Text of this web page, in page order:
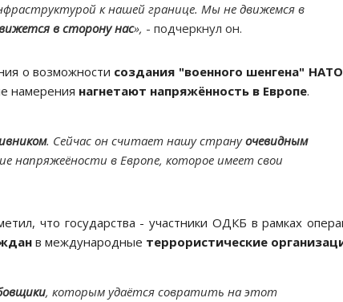
к нашей границе. Мы не движемся в
в сторону нас», - подчеркнул он.
о возможности создания "военного шенгена" НАТО
намерения нагнетают напряжённость в Европе.
. Сейчас он считает нашу странуочевидным
напряжеёности в Европе, которое имеет свои
что государства - участники ОДКБ в рамках
в международные террористические
, которым удаётся совратить на этот